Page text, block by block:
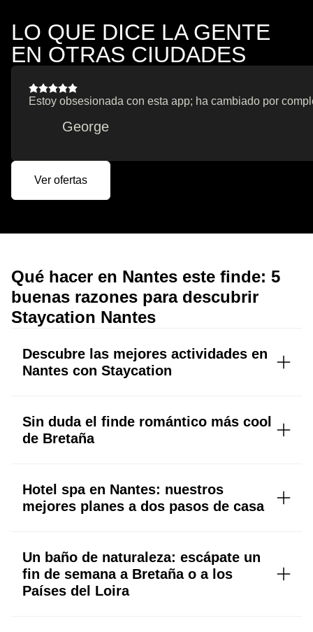
LO QUE DICE LA GENTE
EN OTRAS CIUDADES
Estoy obsesionada con esta app; ha cambiado por
George
Ver ofertas
Qué hacer en Nantes este finde: 5
buenas razones para descubrir
Staycation Nantes
Descubre las mejores actividades en
Nantes con Staycation
Sin duda el finde romántico más cool
de Bretaña
Hotel spa en Nantes: nuestros
mejores planes a dos pasos de casa
Un baño de naturaleza: escápate un
fin de semana a Bretaña o a los
Países del Loira